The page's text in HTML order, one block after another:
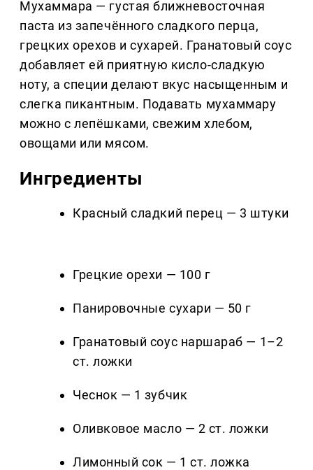
Мухаммара — густая ближневосточная
паста из запечённого сладкого перца,
грецких орехов и сухарей. Гранатовый соус
добавляет ей приятную кисло-сладкую
ноту, а специи делают вкус насыщенным и
слегка пикантным. Подавать мухаммару
можно с лепёшками, свежим хлебом,
овощами или мясом.
Ингредиенты
Красный сладкий перец — 3 штуки
Грецкие орехи — 100 г
Панировочные сухари — 50 г
Гранатовый соус наршараб — 1–2
ст. ложки
Чеснок — 1 зубчик
Оливковое масло — 2 ст. ложки
Лимонный сок — 1 ст. ложка